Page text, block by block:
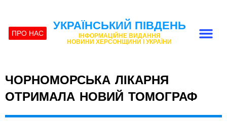
ПРО НАС
УКРАЇНСЬКИЙ ПІВДЕНЬ
ІНФОРМАЦІЙНЕ ВИДАННЯ
НОВИНИ ХЕРСОНЩИНИ І УКРАЇНИ
ЧОРНОМОРСЬКА ЛІКАРНЯ
ОТРИМАЛА НОВИЙ ТОМОГРАФ